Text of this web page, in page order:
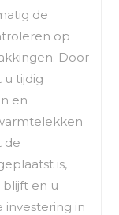
de
op
Door
u tijdig
en
de
is,
en u
investering in